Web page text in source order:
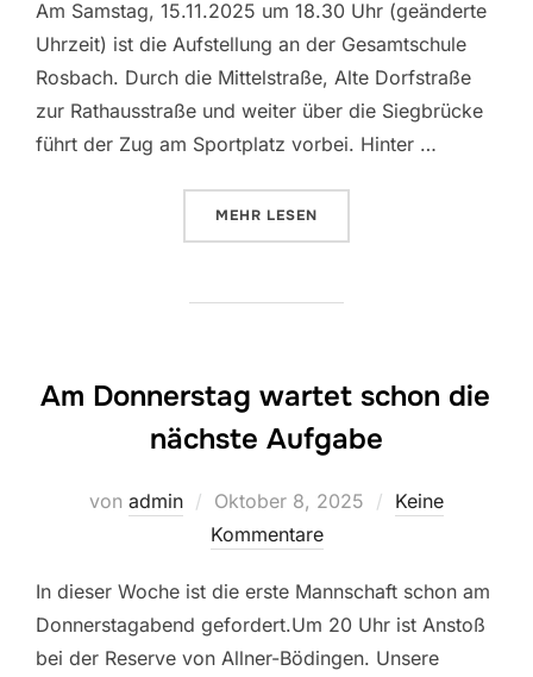
Am Samstag, 15.11.2025 um 18.30 Uhr (geänderte
Uhrzeit) ist die Aufstellung an der Gesamtschule
Rosbach. Durch die Mittelstraße, Alte Dorfstraße
zur Rathausstraße und weiter über die Siegbrücke
führt der Zug am Sportplatz vorbei. Hinter …
MEHR ÜBER “SANKT MARTINSZUG IN
LESEN
Am Donnerstag wartet schon die
nächste Aufgabe
von admin
Veröffentlicht
am
Oktober 8, 2025
Keine
Kommentare
In dieser Woche ist die erste Mannschaft schon am
Donnerstagabend gefordert.Um 20 Uhr ist Anstoß
bei der Reserve von Allner-Bödingen. Unsere